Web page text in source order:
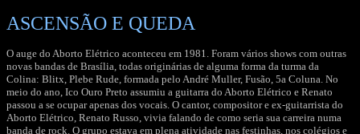
ASCENSÃO E QUEDA
O auge do Aborto Elétrico aconteceu em 1981. Foram vários shows com outras
novas bandas de Brasília, todas originárias de alguma forma da turma da
Colina: Blitx, Plebe Rude, formada pelo André Muller, Fusão, 5a Coluna. No
meio do ano, Ico Ouro Preto assumiu a guitarra do Aborto Elétrico e Renato
passou a se ocupar apenas dos vocais. O cantor, compositor e ex-guitarrista do
Aborto Elétrico, Renato Russo, vivia falando de como seria sua carreira numa
banda de rock. O grupo estava em plena atividade nas festinhas, nos colégios e